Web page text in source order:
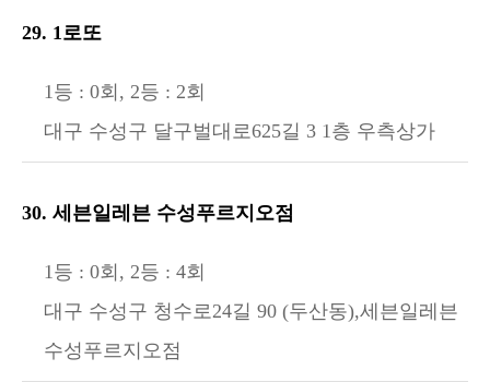
29. 1로또
1등 : 0회, 2등 : 2회
대구 수성구 달구벌대로625길 3 1층 우측상가
30. 세븐일레븐 수성푸르지오점
1등 : 0회, 2등 : 4회
대구 수성구 청수로24길 90 (두산동),세븐일레븐
수성푸르지오점